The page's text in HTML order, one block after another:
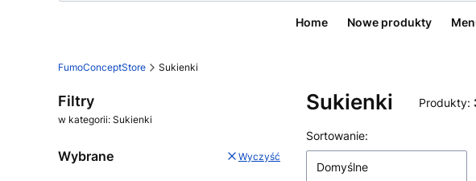
Home Nowe produkty
FumoConceptStore Sukienki
Filtry
w kategorii: Sukienki
Wybrane Wyczyść
Sukienki Produkty:
Lista produktów
Sortowanie:
Domyślne